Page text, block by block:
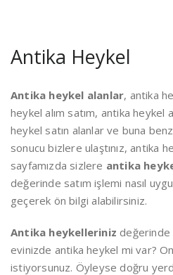
Antika Heykel
Antika heykel alanlar, antika
heykel alım satım, antika
heykel satın alanlar ve buna
sonucu bizlere ulaştınız, antika
sayfamızda sizlere antika
değerinde satım işlemi nasıl
geçerek ön bilgi alabilirsiniz.
Antika heykelleriniz değerinde
evinizde antika heykel mi var?
istiyorsunuz. Öyleyse doğru